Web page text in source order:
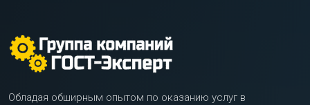
Обладая обширным опытом по оказанию услуг в